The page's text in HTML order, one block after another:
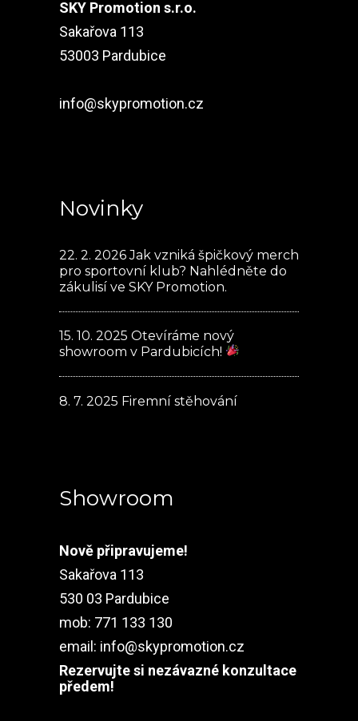
SKY Promotion s.r.o.
Sakařova 113
53003 Pardubice
info@skypromotion.cz
Novinky
22. 2. 2026 Jak vzniká špičkový merch
pro sportovní klub? Nahlédněte do
zákulisí ve SKY Promotion.
15. 10. 2025 Otevíráme nový
showroom v Pardubicích!
8. 7. 2025 Firemní stěhování
Showroom
Nově připravujeme!
Sakařova 113
530 03 Pardubice
mob: 771 133 130
email: info@skypromotion.cz
Rezervujte si nezávazné konzultace
předem!